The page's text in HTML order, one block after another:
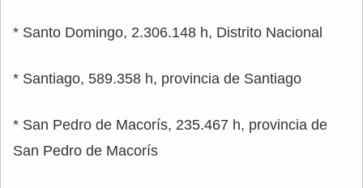
* Santo Domingo, 2.306.148 h, Distrito Nacional
* Santiago, 589.358 h, provincia de Santiago
* San Pedro de Macorís, 235.467 h, provincia de
San Pedro de Macorís